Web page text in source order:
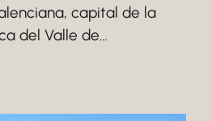
capital de la
del Valle de…